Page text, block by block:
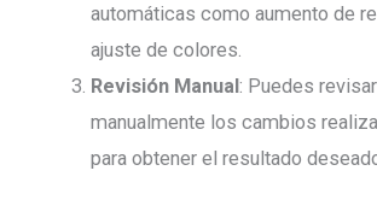
automáticas como aumento de
ajuste de colores.
Revisión Manual: Puedes
manualmente los cambios
para obtener el resultado